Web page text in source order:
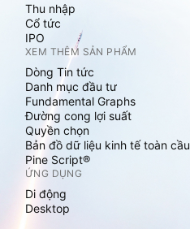
Thu nhập
Cổ tức
IPO
XEM THÊM SẢN PHẨM
Dòng Tin tức
Danh mục đầu tư
Fundamental Graphs
Đường cong lợi suất
Quyền chọn
Bản đồ dữ liệu kinh tế toàn cầu
Pine Script®
ỨNG DỤNG
Di động
Desktop